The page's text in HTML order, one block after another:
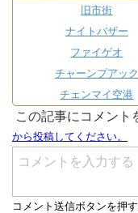
旧市街
ナイトバザー
ファイゲオ
チャーンプアック
チェンマイ空港